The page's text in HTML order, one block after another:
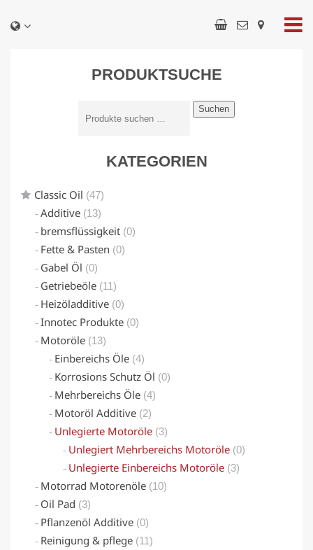
PRODUKTSUCHE
Suchen
KATEGORIEN
Classic Oil (47)
Additive (13)
bremsflüssigkeit (0)
Fette & Pasten (0)
Gabel Öl (0)
Getriebeöle (11)
Heizöladditive (0)
Innotec Produkte (0)
Motoröle (13)
Einbereichs Öle (4)
Korrosions Schutz Öl (0)
Mehrbereichs Öle (4)
Motoröl Additive (2)
Unlegierte Motoröle (3)
Unlegiert Mehrbereichs Motoröle (0)
Unlegierte Einbereichs Motoröle (3)
Motorrad Motorenöle (10)
Oil Pad (3)
Pflanzenöl Additive (0)
Reinigung & pflege (11)